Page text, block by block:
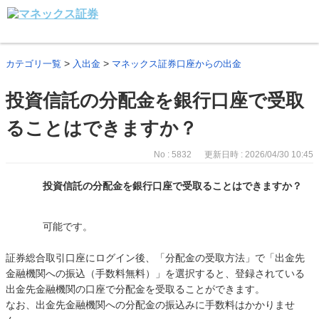
カテゴリ一覧 > 入出金 > マネックス証券口座からの出金
投資信託の分配金を銀行口座で受取
ることはできますか？
No : 5832 更新日時 : 2026/04/30 10:45
投資信託の分配金を銀行口座で受取ることはできますか？
可能です。
証券総合取引口座にログイン後、「分配金の受取方法」で「出金先
金融機関への振込（手数料無料）」を選択すると、登録されている
出金先金融機関の口座で分配金を受取ることができます。
なお、出金先金融機関への分配金の振込みに手数料はかかりませ